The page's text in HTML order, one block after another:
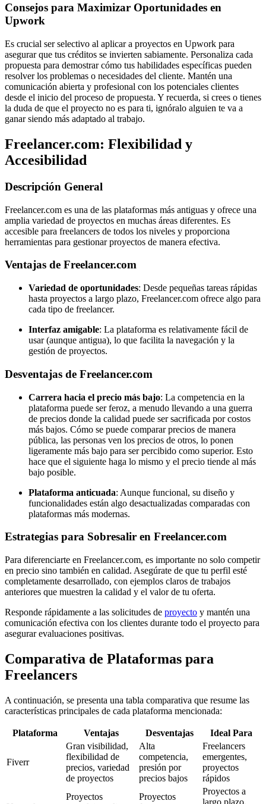
Consejos para Maximizar Oportunidades en
Upwork
Es crucial ser selectivo al aplicar a proyectos en Upwork para
asegurar que tus créditos se invierten sabiamente. Personaliza cada
propuesta para demostrar cómo tus habilidades específicas pueden
resolver los problemas o necesidades del cliente. Mantén una
comunicación abierta y profesional con los potenciales clientes
desde el inicio del proceso de propuesta. Y recuerda, si crees o tienes
la duda de que el proyecto no es para ti, ignóralo alguien te va a
ganar siendo más adaptado al trabajo.
Freelancer.com: Flexibilidad y
Accesibilidad
Descripción General
Freelancer.com es una de las plataformas más antiguas y ofrece una
amplia variedad de proyectos en muchas áreas diferentes. Es
accesible para freelancers de todos los niveles y proporciona
herramientas para gestionar proyectos de manera efectiva.
Ventajas de Freelancer.com
Variedad de oportunidades: Desde pequeñas tareas rápidas
hasta proyectos a largo plazo, Freelancer.com ofrece algo para
cada tipo de freelancer.
Interfaz amigable: La plataforma es relativamente fácil de
usar (aunque antigua), lo que facilita la navegación y la
gestión de proyectos.
Desventajas de Freelancer.com
Carrera hacia el precio más bajo: La competencia en la
plataforma puede ser feroz, a menudo llevando a una guerra
de precios donde la calidad puede ser sacrificada por costos
más bajos. Cómo se puede comparar precios de manera
pública, las personas ven los precios de otros, lo ponen
ligeramente más bajo para ser percibido como superior. Esto
hace que el siguiente haga lo mismo y el precio tiende al más
bajo posible.
Plataforma anticuada: Aunque funcional, su diseño y
funcionalidades están algo desactualizadas comparadas con
plataformas más modernas.
Estrategias para Sobresalir en Freelancer.com
Para diferenciarte en Freelancer.com, es importante no solo competir
en precio sino también en calidad. Asegúrate de que tu perfil esté
completamente desarrollado, con ejemplos claros de trabajos
anteriores que muestren la calidad y el valor de tu oferta.
Responde rápidamente a las solicitudes de proyecto y mantén una
comunicación efectiva con los clientes durante todo el proyecto para
asegurar evaluaciones positivas.
Comparativa de Plataformas para
Freelancers
A continuación, se presenta una tabla comparativa que resume las
características principales de cada plataforma mencionada:
Plataforma Ventajas Desventajas Ideal Para
Fiverr
Gran visibilidad,
flexibilidad de
precios, variedad
de proyectos
Alta
competencia,
presión por
precios bajos
Freelancers
emergentes,
proyectos
rápidos
Proyectos
Proyectos
Proyectos a
largo plazo,